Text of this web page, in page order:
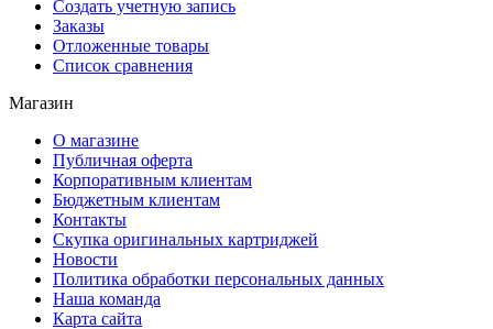
Создать учетную запись
Заказы
Отложенные товары
Список сравнения
Магазин
О магазине
Публичная оферта
Корпоративным клиентам
Бюджетным клиентам
Контакты
Скупка оригинальных картриджей
Новости
Политика обработки персональных данных
Наша команда
Карта сайта